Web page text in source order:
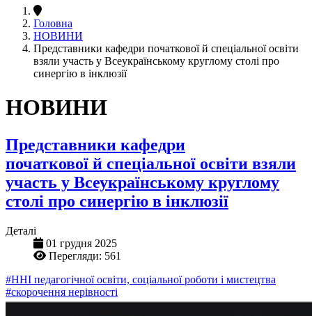
Головна
НОВИНИ
Представники кафедри початкової й спеціальної освіти
взяли участь у Всеукраїнському круглому столі про
синергію в інклюзії
НОВИНИ
Представники кафедри
початкової й спеціальної освіти взяли
участь у Всеукраїнському круглому
столі про синергію в інклюзії
Деталі
01 грудня 2025
Перегляди: 561
#ННІ педагогічної освіти, соціальної роботи і мистецтва
#скорочення нерівності